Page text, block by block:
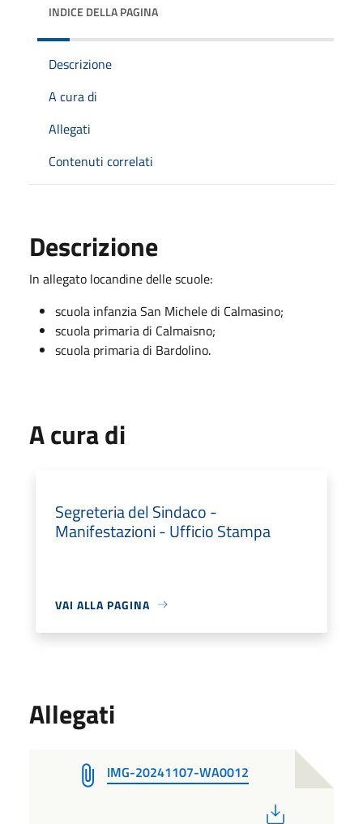
INDICE DELLA PAGINA
Descrizione
A cura di
Allegati
Contenuti correlati
Descrizione
In allegato locandine delle scuole:
scuola infanzia San Michele di Calmasino;
scuola primaria di Calmaisno;
scuola primaria di Bardolino.
A cura di
Segreteria del Sindaco -
Manifestazioni - Ufficio Stampa
VAI ALLA PAGINA
Allegati
IMG-20241107-WA0012